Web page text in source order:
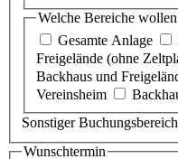
Welche Bereiche
Gesamte Anlage
Freigelände (ohne
Backhaus und
Vereinsheim
Sonstiger Buchungsbereich
Wunschtermin